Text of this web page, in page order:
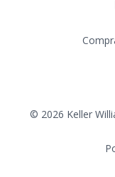
© 2026 Keller